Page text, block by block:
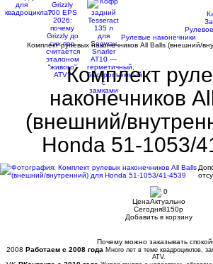
Рулевые наконечники
Комплект рулевых наконечников All Balls (внешний/
Комплект
наконечников
(внешний/
Honda 51-1053/
0
ЦенаАктуально
Сегодня8150p
Добавить в корзину
Почему можно заказывать
2008 Работаем с 2008 года Много лет в теме квадроциклов,
ATV.